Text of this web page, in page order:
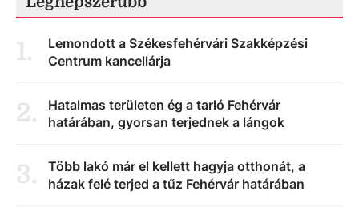
1.
Lemondott a Székesfehérvári Szakképzési
Centrum kancellárja
2.
Hatalmas területen ég a tarló Fehérvár
határában, gyorsan terjednek a lángok
3.
Több lakó már el kellett hagyja otthonát, a
házak felé terjed a tűz Fehérvár határában